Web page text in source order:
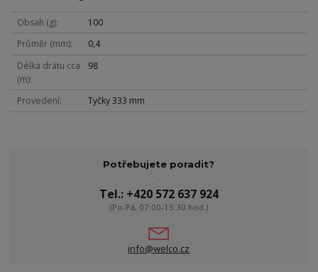
Obsah (g)
100
Průměr (mm)
0,4
Délka drátu cca
(m)
98
Provedení Tyčky 333 mm
Potřebujete poradit?
Tel.: +420 572 637 924
(Po-Pá, 07:00-15:30 hod.)
info@welco.cz